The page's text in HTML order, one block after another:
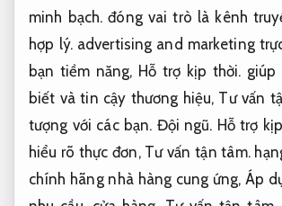
minh bạch. đóng vai trò là kênh
hợp lý.advertising and marketing
bạn tiềm năng, Hỗ trợ kịp thời. giúp
biết và tin cậy thương hiệu, Tư vấn
tượng với các bạn. Đội ngũ. Hỗ trợ
hiểu rõ thực đơn, Tư vấn tận tâm.
chính hãng nhà hàng cung ứng, Áp